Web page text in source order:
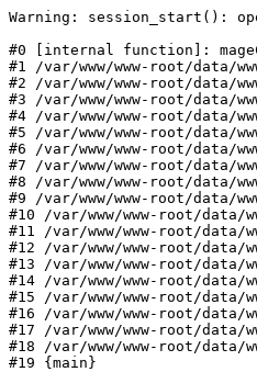
Warning: session_start():
#0 [internal function]:
#1 /var/www/www-root/data/
#2 /var/www/www-root/data/
#3 /var/www/www-root/data/
#4 /var/www/www-root/data/
#5 /var/www/www-root/data/
#6 /var/www/www-root/data/
#7 /var/www/www-root/data/
#8 /var/www/www-root/data/
#9 /var/www/www-root/data/
#10 /var/www/www-root/
#11 /var/www/www-root/
#12 /var/www/www-root/
#13 /var/www/www-root/
#14 /var/www/www-root/data/
#15 /var/www/www-root/data/
#16 /var/www/www-root/data/
#17 /var/www/www-root/data/
#18 /var/www/www-root/
#19 {main}